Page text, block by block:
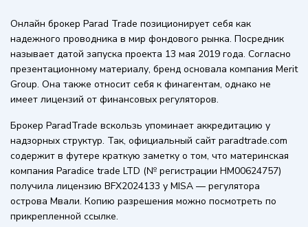
Онлайн брокер Parad Trade позиционирует себя как
надежного проводника в мир фондового рынка. Посредник
называет датой запуска проекта 13 мая 2019 года. Согласно
презентационному материалу, бренд основала компания Merit
Group. Она также относит себя к финагентам, однако не
имеет лицензий от финансовых регуляторов.
Брокер ParadTrade вскользь упоминает аккредитацию у
надзорных структур. Так, официальный сайт paradtrade.com
содержит в футере краткую заметку о том, что материнская
компания Paradice trade LTD (№ регистрации HM00624757)
получила лицензию BFX2024133 у MISA — регулятора
острова Мвали. Копию разрешения можно посмотреть по
прикрепленной ссылке.